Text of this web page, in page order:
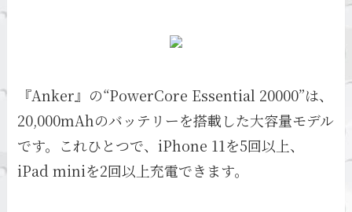
『Anker』の“PowerCore Essential 20000”は、
20,000mAhのバッテリーを搭載した大容量モデル
です。これひとつで、iPhone 11を5回以上、
iPad miniを2回以上充電できます。